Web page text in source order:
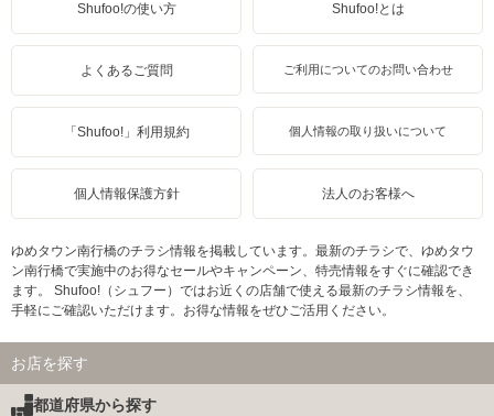
Shufoo!の使い方 Shufoo!とは
よくあるご質問 ご利用についてのお問い合わせ
「Shufoo!」利用規約 個人情報の取り扱いについて
個人情報保護方針 法人のお客様へ
ゆめタウン南行橋のチラシ情報を掲載しています。最新のチラシで、ゆめタウ
ン南行橋で実施中のお得なセールやキャンペーン、特売情報をすぐに確認でき
ます。 Shufoo!（シュフー）ではお近くの店舗で使える最新のチラシ情報を、
手軽にご確認いただけます。お得な情報をぜひご活用ください。
お店を探す
都道府県から探す